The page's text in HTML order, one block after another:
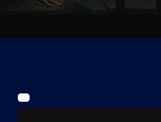
Tickets
Kurier Romy 2026